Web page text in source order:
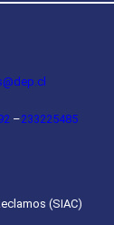
–233225485
(SIAC)